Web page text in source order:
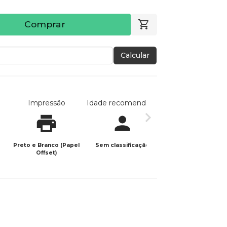
Comprar
Calcular
Impressão
Preto e Branco (Papel
Offset)
Idade recomendada
Sem classificação